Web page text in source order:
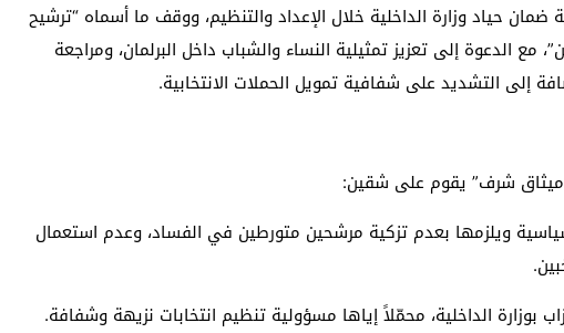
ضمان حياد وزارة الداخلية خلال الإعداد والتنظيم، ووقف ما أسماه “ترشيح
مع الدعوة إلى تعزيز تمثيلية النساء والشباب داخل البرلمان، ومراجعة
إلى التشديد على شفافية تمويل الحملات الانتخابية.
“ميثاق شرف” يقوم على شقين:
ويلزمها بعدم تزكية مرشحين متورطين في الفساد، وعدم استعمال
بوزارة الداخلية، محمّلاً إياها مسؤولية تنظيم انتخابات نزيهة وشفافة.